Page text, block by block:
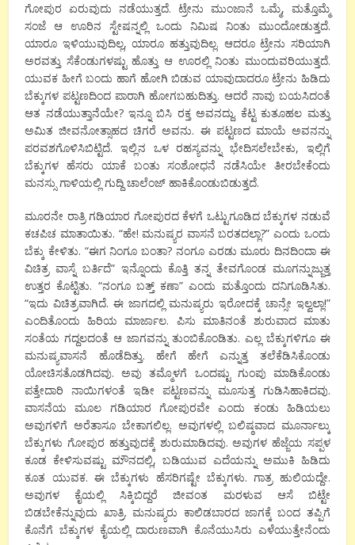
ಗೋಪುರ ಏರುವುದು ನಡೆಯುತ್ತದೆ. ಟ್ರೇನು ಮುಂಜಾನೆ ಒಮ್ಮೆ, ಮತ್ತೊಮ್ಮೆ
ಸಂಜೆ ಆ ಊರಿನ ಸ್ಟೇಷನ್ನಲ್ಲಿ ಒಂದು ನಿಮಿಷ ನಿಂತು ಮುಂದೋಡುತ್ತದೆ.
ಯಾರೂ ಇಳಿಯುವುದಿಲ್ಲ, ಯಾರೂ ಹತ್ತುವುದಿಲ್ಲ. ಆದರೂ ಟ್ರೇನು ಸರಿಯಾಗಿ
ಅರವತ್ತು ಸೆಕೆಂಡುಗಳಷ್ಟು ಹೊತ್ತು ಆ ಊರಲ್ಲಿ ನಿಂತು ಮುಂದುವರಿಯುತ್ತದೆ.
ಯುವಕ ಹೀಗೆ ಬಂದು ಹಾಗೆ ಹೋಗಿ ಬಿಡುವ ಯಾವುದಾದರೂ ಟ್ರೇನು ಹಿಡಿದು
ಬೆಕ್ಕುಗಳ ಪಟ್ಟಣದಿಂದ ಪಾರಾಗಿ ಹೋಗಬಹುದಿತ್ತು. ಆದರೆ ನಾವು ಬಯಸಿದಂತೆ
ಆತ ನಡೆಯುತ್ತಾನೆಯೇ? ಇನ್ನೂ ಬಿಸಿ ರಕ್ತ ಅವನದ್ದು. ಕೆಟ್ಟ ಕುತೂಹಲ ಮತ್ತು
ಅಮಿತ ಜೀವನೋತ್ಸಾಹದ ಚಿಗರೆ ಅವನು. ಈ ಪಟ್ಟಣದ ಮಾಯೆ ಅವನನ್ನು
ಪರವಶಗೊಳಿಸಿಬಿಟ್ಟಿದೆ. ಇಲ್ಲಿನ ಒಳ ರಹಸ್ಯವನ್ನು ಭೇದಿಸಲೇಬೇಕು, ಇಲ್ಲಿಗೆ
ಬೆಕ್ಕುಗಳ ಹೆಸರು ಯಾಕೆ ಬಂತು ಸಂಶೋಧನೆ ನಡೆಸಿಯೇ ತೀರಬೇಕೆಂದು
ಮನಸ್ಸು ಗಾಳಿಯಲ್ಲಿ ಗುದ್ದಿ ಚಾಲೆಂಜ್ ಹಾಕಿಕೊಂಡುಬಿಡುತ್ತದೆ.
ಮೂರನೇ ರಾತ್ರಿ ಗಡಿಯಾರ ಗೋಪುರದ ಕೆಳಗೆ ಒಟ್ಟುಗೂಡಿದ ಬೆಕ್ಕುಗಳ ನಡುವೆ
ಕಚಪಿಚ ಮಾತಾಯಿತು. “ಹೇ! ಮನುಷ್ಯರ ವಾಸನೆ ಬರತದಲ್ಲಾ?” ಎಂದು ಒಂದು
ಬೆಕ್ಕು ಕೇಳಿತು. “ಈಗ ನಿಂಗೂ ಬಂತಾ? ನಂಗೂ ಎರಡು ಮೂರು ದಿನದಿಂದಾ ಈ
ವಿಚಿತ್ರ ವಾಸ್ನೆ ಬರ್ತಿದೆ” ಇನ್ನೊಂದು ಕೊತ್ತಿ ತನ್ನ ತೇವಗೊಂಡ ಮೂಗನ್ನುಜ್ಜುತ್ತ
ಉತ್ತರ ಕೊಟ್ಟಿತು. “ನಂಗೂ ಬತ್ತ್ ಕಣಾ” ಎಂದು ಮತ್ತೊಂದು ದನಿಗೂಡಿಸಿತು.
“ಇದು ವಿಚಿತ್ರವಾಗಿದೆ. ಈ ಜಾಗದಲ್ಲಿ ಮನುಷ್ಯರು ಇರೋದಕ್ಕೆ ಚಾನ್ಸೇ ಇಲ್ವಲ್ಲಾ!”
ಎಂದಿತೊಂದು ಹಿರಿಯ ಮಾರ್ಜಾಲ. ಪಿಸು ಮಾತಿನಂತೆ ಶುರುವಾದ ಮಾತು
ಸಂತೆಯ ಗದ್ದಲದಂತೆ ಆ ಜಾಗವನ್ನು ತುಂಬಿಕೊಂಡಿತು. ಎಲ್ಲ ಬೆಕ್ಕುಗಳಿಗೂ ಈ
ಮನುಷ್ಯವಾಸನೆ ಹೊಡೆದಿತ್ತು. ಹೇಗೆ ಹೇಗೆ ಎನ್ನುತ್ತ ತಲೆಕೆಡಿಸಿಕೊಂಡು
ಯೋಚಿಸತೊಡಗಿದವು. ಅವು ತಮ್ಮೊಳಗೆ ಒಂದಷ್ಟು ಗುಂಪು ಮಾಡಿಕೊಂಡು
ಪತ್ತೇದಾರಿ ನಾಯಿಗಳಂತೆ ಇಡೀ ಪಟ್ಟಣವನ್ನು ಮೂಸುತ್ತ ಗುಡಿಸಿಹಾಕಿದವು.
ವಾಸನೆಯ ಮೂಲ ಗಡಿಯಾರ ಗೋಪುರವೇ ಎಂದು ಕಂಡು ಹಿಡಿಯಲು
ಅವುಗಳಿಗೆ ಅರೆತಾಸೂ ಬೇಕಾಗಲಿಲ್ಲ. ಅವುಗಳಲ್ಲಿ ಬಲಿಷ್ಠವಾದ ಮೂರ್ನಾಲ್ಕು
ಬೆಕ್ಕುಗಳು ಗೋಪುರ ಹತ್ತುವುದಕ್ಕೆ ಶುರುಮಾಡಿದವು. ಅವುಗಳ ಹೆಜ್ಜೆಯ ಸಪ್ಪಳ
ಕೂಡ ಕೇಳಿಸುವಷ್ಟು ಮೌನದಲ್ಲಿ, ಬಡಿಯುವ ಎದೆಯನ್ನು ಅಮುಕಿ ಹಿಡಿದು
ಕೂತ ಯುವಕ. ಈ ಬೆಕ್ಕುಗಳು ಹೆಸರಿಗಷ್ಟೇ ಬೆಕ್ಕುಗಳು. ಗಾತ್ರ ಹುಲಿಯದ್ದೇ.
ಅವುಗಳ ಕೈಯಲ್ಲಿ ಸಿಕ್ಕಿಬಿದ್ದರೆ ಜೀವಂತ ಮರಳುವ ಆಸೆ ಬಿಟ್ಟೇ
ಬಿಡಬೇಕೆನ್ನುವುದು ಖಾತ್ರಿ. ಮನುಷ್ಯರು ಕಾಲಿಡಬಾರದ ಜಾಗಕ್ಕೆ ಬಂದ ತಪ್ಪಿಗೆ
ಕೊನೆಗೆ ಬೆಕ್ಕುಗಳ ಕೈಯಲ್ಲಿ ದಾರುಣವಾಗಿ ಕೊನೆಯುಸಿರು ಎಳೆಯುತ್ತೇನೆಂದು